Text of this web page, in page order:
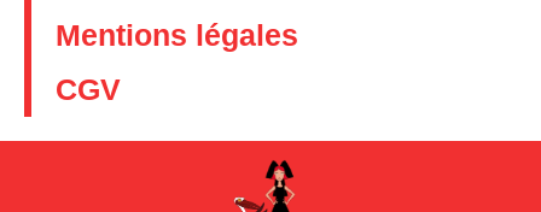
Mentions légales
CGV